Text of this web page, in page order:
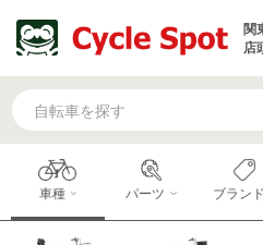
関
店
車種 パーツ ブランド